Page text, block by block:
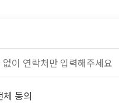
체 동의